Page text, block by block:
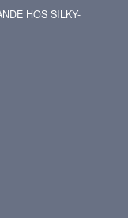
HOS SILKY-